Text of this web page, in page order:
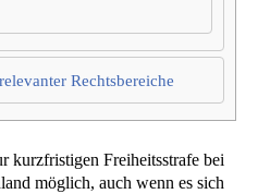
Rechtsbereiche
kurzfristigen Freiheitsstrafe bei
möglich, auch wenn es sich